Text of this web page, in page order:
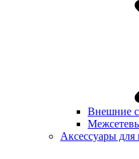
Внешние
Аксессуары для